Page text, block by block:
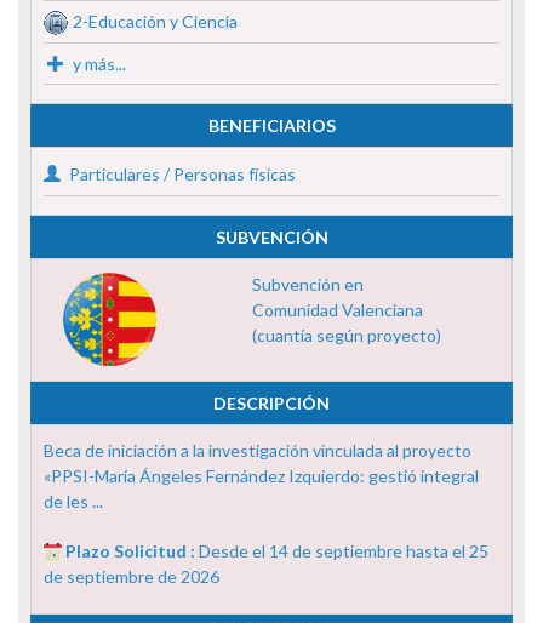
2-Educación y Ciencia
y más...
BENEFICIARIOS
Particulares / Personas físicas
SUBVENCIÓN
Subvención en
Comunidad Valenciana
(cuantía según proyecto)
DESCRIPCIÓN
Beca de iniciación a la investigación vinculada al proyecto
«PPSI-María Ángeles Fernández Izquierdo: gestió integral
de les ...
Plazo Solicitud : Desde el 14 de septiembre hasta el 25
de septiembre de 2026